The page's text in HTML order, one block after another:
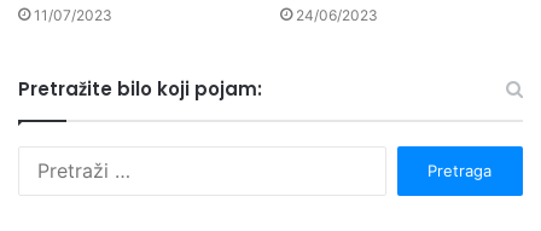
11/07/2023 24/06/2023
Pretražite bilo koji pojam: